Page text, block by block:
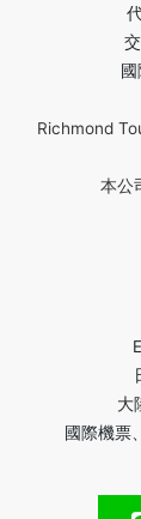
Richmond
本公
大
國際機票